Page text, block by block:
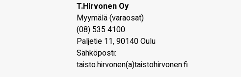
T.Hirvonen Oy
Myymälä (varaosat)
(08) 535 4100
Paljetie 11,90140Oulu
Sähköposti:
taisto.hirvonen(a)taistohirvonen.fi